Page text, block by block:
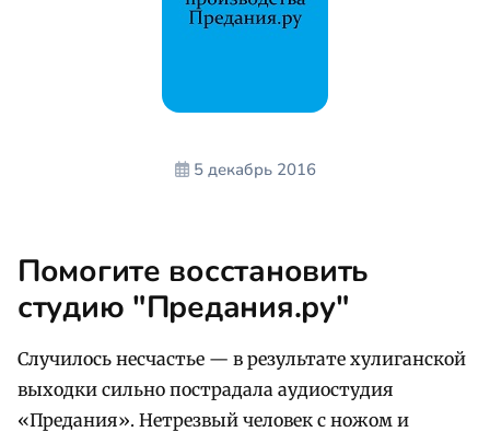
5 декабрь 2016
Помогите восстановить
студию "Предания.ру"
Случилось несчастье — в результате хулиганской
выходки сильно пострадала аудиостудия
«Предания». Нетрезвый человек с ножом и